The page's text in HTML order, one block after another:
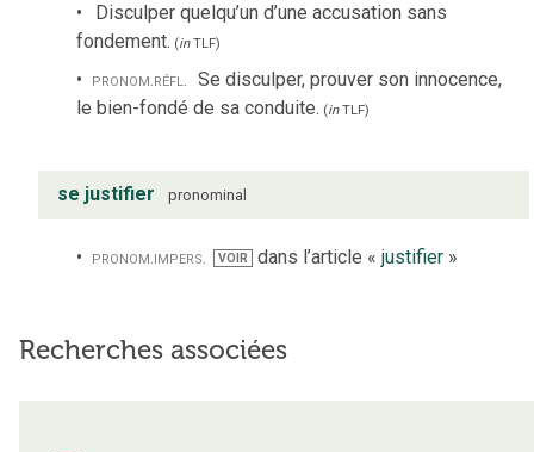
Disculper quelqu’un d’une accusation sans
fondement. (inTLF)
pronom.réfl. Se disculper, prouver son innocence,
le bien-fondé de sa conduite. (inTLF)
se justifier pronominal
pronom.impers. VOIR dans l’article « justifier»
Recherches associées